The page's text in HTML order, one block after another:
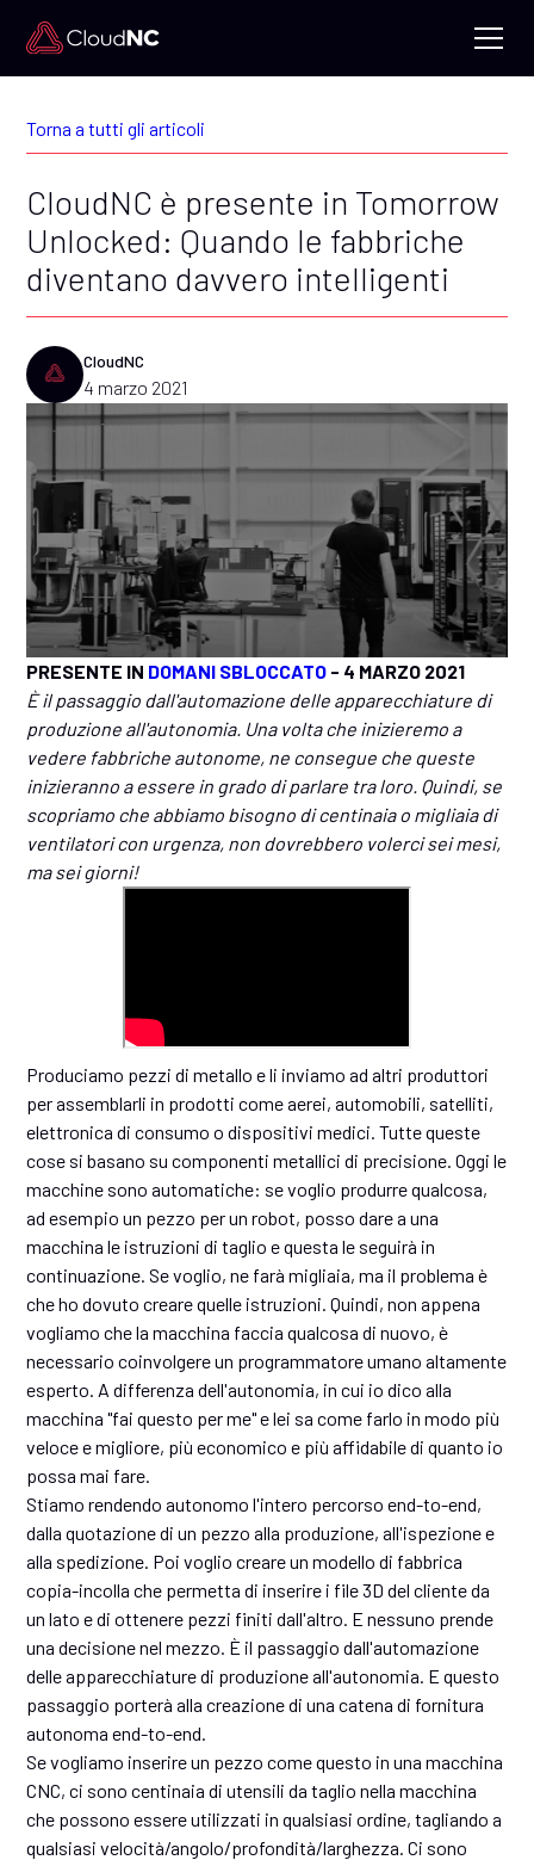
Torna a tutti gli articoli
CloudNC è presente in Tomorrow
Unlocked: Quando le fabbriche
diventano davvero intelligenti
CloudNC
4 marzo 2021
PRESENTE IN DOMANI SBLOCCATO - 4 MARZO 2021
È il passaggio dall'automazione delle apparecchiature di
produzione all'autonomia. Una volta che inizieremo a
vedere fabbriche autonome, ne consegue che queste
inizieranno a essere in grado di parlare tra loro. Quindi, se
scopriamo che abbiamo bisogno di centinaia o migliaia di
ventilatori con urgenza, non dovrebbero volerci sei mesi,
ma sei giorni!
Produciamo pezzi di metallo e li inviamo ad altri produttori
per assemblarli in prodotti come aerei, automobili, satelliti,
elettronica di consumo o dispositivi medici. Tutte queste
cose si basano su componenti metallici di precisione. Oggi le
macchine sono automatiche: se voglio produrre qualcosa,
ad esempio un pezzo per un robot, posso dare a una
macchina le istruzioni di taglio e questa le seguirà in
continuazione. Se voglio, ne farà migliaia, ma il problema è
che ho dovuto creare quelle istruzioni. Quindi, non appena
vogliamo che la macchina faccia qualcosa di nuovo, è
necessario coinvolgere un programmatore umano altamente
esperto. A differenza dell'autonomia, in cui io dico alla
macchina "fai questo per me" e lei sa come farlo in modo più
veloce e migliore, più economico e più affidabile di quanto io
possa mai fare.
Stiamo rendendo autonomo l'intero percorso end-to-end,
dalla quotazione di un pezzo alla produzione, all'ispezione e
alla spedizione. Poi voglio creare un modello di fabbrica
copia-incolla che permetta di inserire i file 3D del cliente da
un lato e di ottenere pezzi finiti dall'altro. E nessuno prende
una decisione nel mezzo. È il passaggio dall'automazione
delle apparecchiature di produzione all'autonomia. E questo
passaggio porterà alla creazione di una catena di fornitura
autonoma end-to-end.
Se vogliamo inserire un pezzo come questo in una macchina
CNC, ci sono centinaia di utensili da taglio nella macchina
che possono essere utilizzati in qualsiasi ordine, tagliando a
qualsiasi velocità/angolo/profondità/larghezza. Ci sono